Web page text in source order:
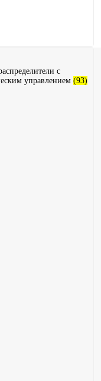
с
управлением(93)